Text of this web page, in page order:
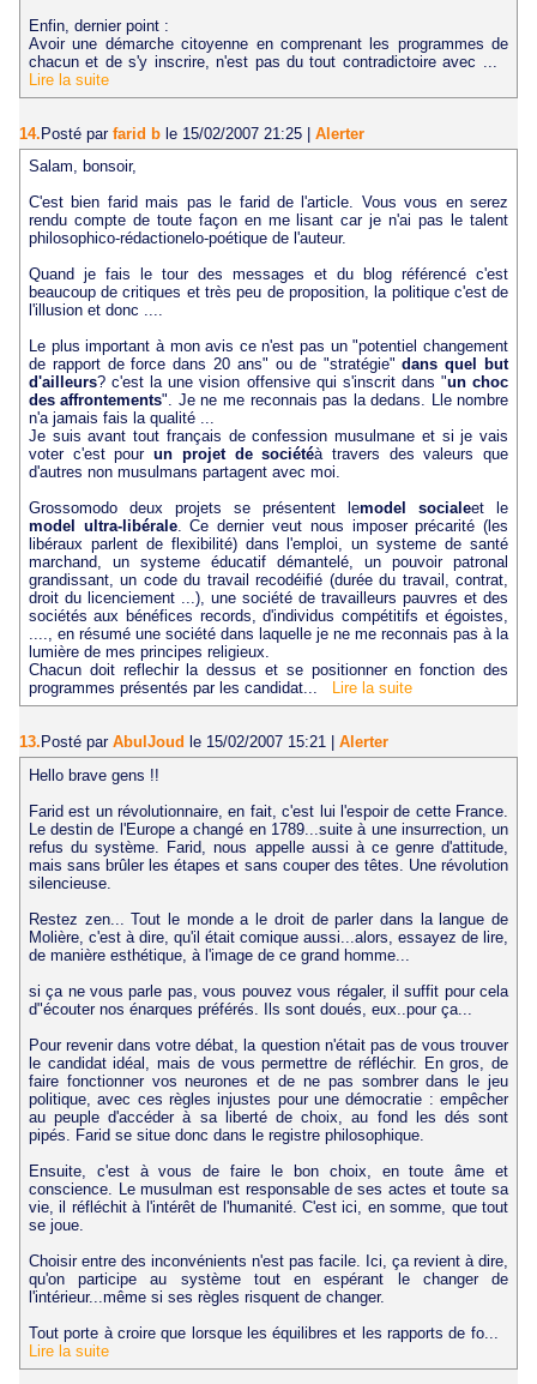
Enfin, dernier point :
Avoir une démarche citoyenne en comprenant les programmes de
chacun et de s'y inscrire, n'est pas du tout contradictoire avec ...
Lire la suite
14.Posté par farid b le 15/02/2007 21:25 | Alerter
Salam, bonsoir,
C'est bien farid mais pas le farid de l'article. Vous vous en serez
rendu compte de toute façon en me lisant car je n'ai pas le talent
philosophico-rédactionelo-poétique de l'auteur.
Quand je fais le tour des messages et du blog référencé c'est
beaucoup de critiques et très peu de proposition, la politique c'est de
l'illusion et donc ....
Le plus important à mon avis ce n'est pas un "potentiel changement
de rapport de force dans 20 ans" ou de "stratégie"dans quel but
d'ailleurs? c'est la une vision offensive qui s'inscrit dans "un choc
des affrontements". Je ne me reconnais pas la dedans. Lle nombre
n'a jamais fais la qualité ...
Je suis avant tout français de confession musulmane et si je vais
voter c'est pourun projet de sociétéà travers des valeurs que
d'autres non musulmans partagent avec moi.
Grossomodo deux projets se présentent lemodel socialeet le
model ultra-libérale. Ce dernier veut nous imposer précarité (les
libéraux parlent de flexibilité) dans l'emploi, un systeme de santé
marchand, un systeme éducatif démantelé, un pouvoir patronal
grandissant, un code du travail recodéifié (durée du travail, contrat,
droit du licenciement ...), une société de travailleurs pauvres et des
sociétés aux bénéfices records, d'individus compétitifs et égoistes,
...., en résumé une société dans laquelle je ne me reconnais pas à la
lumière de mes principes religieux.
Chacun doit reflechir la dessus et se positionner en fonction des
programmes présentés par les candidat...
Lire la suite
13. Posté par AbulJoud le 15/02/2007 15:21
Alerter
Hello brave gens !!
Farid est un révolutionnaire, en fait, c'est lui l'espoir de cette France.
Le destin de l'Europe a changé en 1789...suite à une insurrection, un
refus du système. Farid, nous appelle aussi à ce genre d'attitude,
mais sans brûler les étapes et sans couper des têtes. Une révolution
silencieuse.
Restez zen... Tout le monde a le droit de parler dans la langue de
Molière, c'est à dire, qu'il était comique aussi...alors, essayez de lire,
de manière esthétique, à l'image de ce grand homme...
si ça ne vous parle pas, vous pouvez vous régaler, il suffit pour cela
d"écouter nos énarques préférés. Ils sont doués, eux..pour ça...
Pour revenir dans votre débat, la question n'était pas de vous trouver
le candidat idéal, mais de vous permettre de réfléchir. En gros, de
faire fonctionner vos neurones et de ne pas sombrer dans le jeu
politique, avec ces règles injustes pour une démocratie : empêcher
au peuple d'accéder à sa liberté de choix, au fond les dés sont
pipés. Farid se situe donc dans le registre philosophique.
Ensuite, c'est à vous de faire le bon choix, en toute âme et
conscience. Le musulman est responsable de ses actes et toute sa
vie, il réfléchit à l'intérêt de l'humanité. C'est ici, en somme, que tout
se joue.
Choisir entre des inconvénients n'est pas facile. Ici, ça revient à dire,
qu'on participe au système tout en espérant le changer de
l'intérieur...même si ses règles risquent de changer.
Tout porte à croire que lorsque les équilibres et les rapports de fo...
Lire la suite